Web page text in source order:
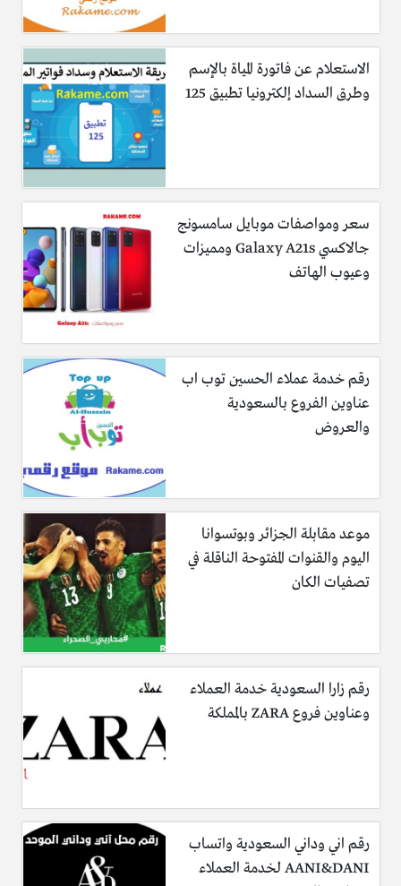
الاستعلام عن فاتورة المياة بالإسم
وطرق السداد إلكترونيا تطبيق 125
سعر ومواصفات موبايل سامسونج
جالاكسي Galaxy A21s ومميزات
وعيوب الهاتف
رقم خدمة عملاء الحسين توب اب
عناوين الفروع بالسعودية
والعروض
موعد مقابلة الجزائر وبوتسوانا
اليوم والقنوات المفتوحة الناقلة في
تصفيات الكان
رقم زارا السعودية خدمة العملاء
وعناوين فروع ZARA بالمملكة
رقم اني وداني السعودية واتساب
AANI&DANI لخدمة العملاء